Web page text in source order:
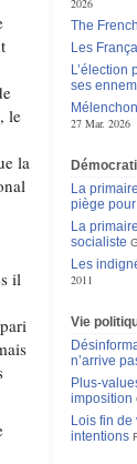
le
la
il
2026
The
Les
ses
27 Mar. 2026
La
piège
La
socialiste
Les
2011
Vie
n’arrive
Plus-
imposition
Lois fin de
intentions